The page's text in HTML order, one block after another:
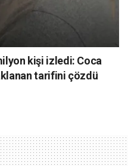
kişi izledi: Coca
tarifini çözdü